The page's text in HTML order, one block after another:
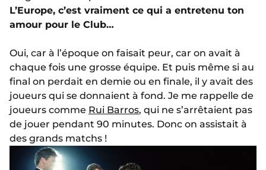
L’Europe, c’est vraiment ce qui a entretenu ton
amour pour le Club…
Oui, car à l’époque on faisait peur, car on avait à
chaque fois une grosse équipe. Et puis même si au
final on perdait en demie ou en finale, il y avait des
joueurs qui se donnaient à fond. Je me rappelle de
joueurs comme Rui Barros, qui ne s’arrêtaient pas
de jouer pendant 90 minutes. Donc on assistait à
des grands matchs !